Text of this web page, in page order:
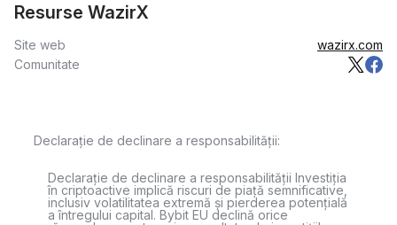
Resurse WazirX
Site web
wazirx.com
Comunitate
Declarație de declinare a responsabilității:
Declarație de declinare a responsabilității Investiția
în criptoactive implică riscuri de piață semnificative,
inclusiv volatilitatea extremă și pierderea potențială
a întregului capital. Bybit EU declină orice